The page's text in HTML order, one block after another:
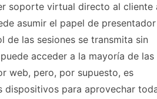
soporte virtual directo al cliente
asumir el papel de presentador
las sesiones se transmita sin
acceder a la mayoría de las
web, pero, por supuesto, es
dispositivos para aprovechar